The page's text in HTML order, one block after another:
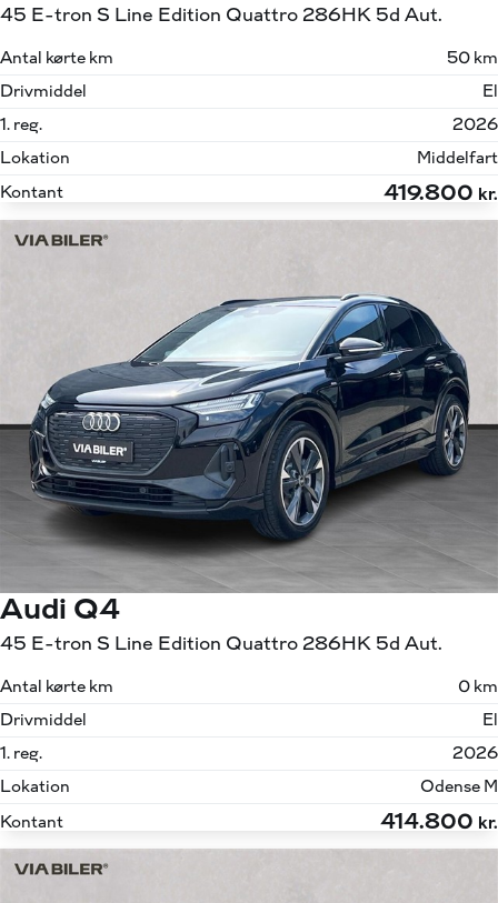
45 E-tron S Line Edition Quattro 286HK 5d Aut.
Antal kørte km
50 km
Drivmiddel
El
1. reg.
2026
Lokation
Middelfart
Kontant
419.800 kr.
Audi Q4
45 E-tron S Line Edition Quattro 286HK 5d Aut.
Antal kørte km
0 km
Drivmiddel
El
1. reg.
2026
Lokation
Odense M
Kontant
414.800 kr.